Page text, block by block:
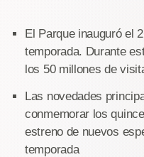
El Parque inauguró el
temporada. Durante
los 50 millones de
Las novedades
conmemorar los
estreno de nuevos
temporada